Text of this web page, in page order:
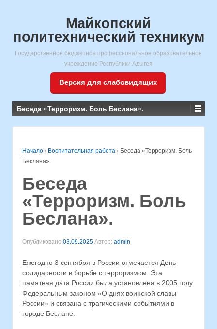
Майкопский
политехнический техникум
Государственное бюджетное профессиональное образовательное
учреждение Республики Адыгея
Версия для слабовидящих
Беседа «Терроризм. Боль Беслана».
Начало › Воспитательная работа › Беседа «Терроризм. Боль
Беслана».
Беседа
«Терроризм. Боль
Беслана».
Опубликовано 03.09.2025 Автор: admin
⁣Ежегодно 3 сентября в России отмечается День
солидарности в борьбе с терроризмом. Эта
памятная дата России была установлена в 2005 году
Федеральным законом «О днях воинской славы
России» и связана с трагическими событиями в
городе Беслане.